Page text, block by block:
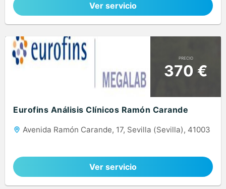
Ver servicio
PRECIO
370 €
Eurofins Análisis Clínicos Ramón Carande
Avenida Ramón Carande, 17, Sevilla (Sevilla), 41003
Ver servicio